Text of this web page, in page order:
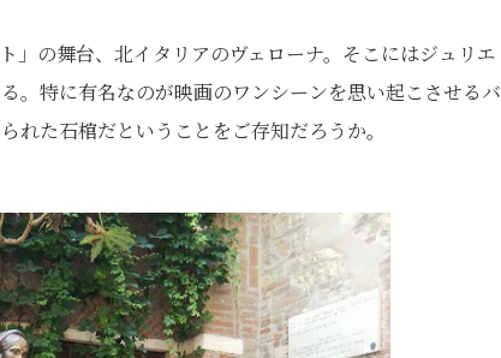
」の舞台、北イタリアのヴェローナ。そこにはジュリエ
。特に有名なのが映画のワンシーンを思い起こさせるバ
た石棺だということをご存知だろうか。